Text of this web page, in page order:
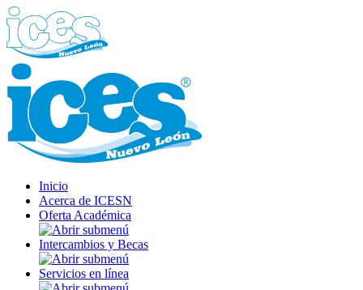
Inicio
Acerca de ICESN
Oferta Académica
Intercambios y Becas
Servicios en línea